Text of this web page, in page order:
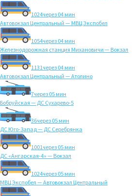
1024через 04 мин
Автовокзал Центральный — МВЦ Экспобел
1054через 04 мин
Железнодорожная станция Михановичи — Вокзал
1131через 04 мин
Автовокзал Центральный — Атолино
7через 05 мин
Бобруйская — ДС Сухарево-5
36через 05 мин
ДС Юго-Запад — ДС Серебрянка
1001через 05 мин
ДС «Ангарская-4» — Вокзал
1024через 05 мин
МВЦ Экспобел — Автовокзал Центральный